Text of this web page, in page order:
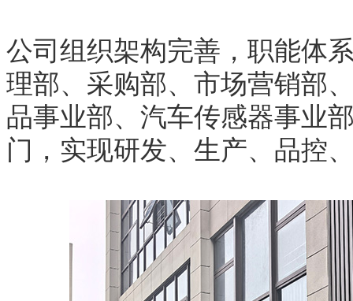
公司组织架构完善，职能体
理部、采购部、市场营销部
品事业部、汽车传感器事业
门，实现研发、生产、品控